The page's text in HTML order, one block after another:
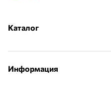
Каталог
Информация